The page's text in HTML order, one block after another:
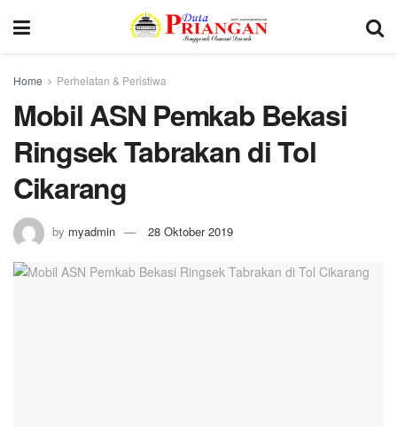
Home Perhelatan & Peristiwa
Mobil ASN Pemkab Bekasi
Ringsek Tabrakan di Tol
Cikarang
by myadmin 28 Oktober 2019